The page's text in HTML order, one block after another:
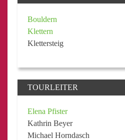
Bouldern
Klettern
Klettersteig
TOURLEITER
Elena Pfister
Kathrin Beyer
Michael Horndasch